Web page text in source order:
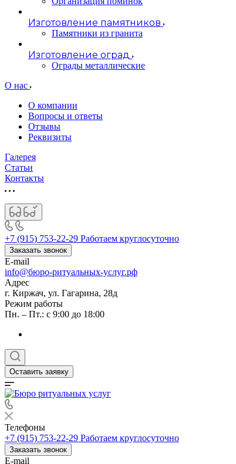
Изготовление памятников
Памятники из гранита
Изготовление оград
Ограды металлические
О нас
О компании
Вопросы и ответы
Отзывы
Реквизиты
Галерея
Статьи
Контакты
+7 (915) 753-22-29 Работаем круглосуточно
Заказать звонок
E-mail
info@бюро-ритуальных-услуг.рф
Адрес
г. Киржач, ул. Гагарина, 28д
Режим работы
Пн. – Пт.: с 9:00 до 18:00
Оставить заявку
Телефоны
+7 (915) 753-22-29 Работаем круглосуточно
Заказать звонок
E-mail